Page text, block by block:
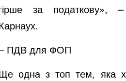
за податкову»,
ПДВ для ФОП
одна з топ тем, яка